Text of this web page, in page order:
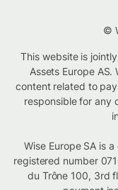
©
This website is
Assets Europe AS.
content related to
responsible for any
Wise Europe SA is
registered number
du Trône 100, 3rd